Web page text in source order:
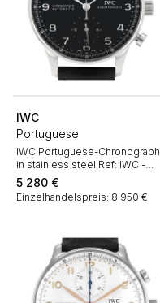
IWC
Portuguese
IWC Portuguese-Chronograph
in stainless steel Ref: IWC -
3714 Circa 2010
5 280 €
Einzelhandelspreis: 8 950 €